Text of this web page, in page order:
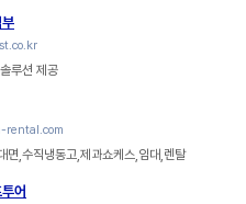
루션 제공
면,수직냉동고,제과쇼케스,임대,렌탈
어